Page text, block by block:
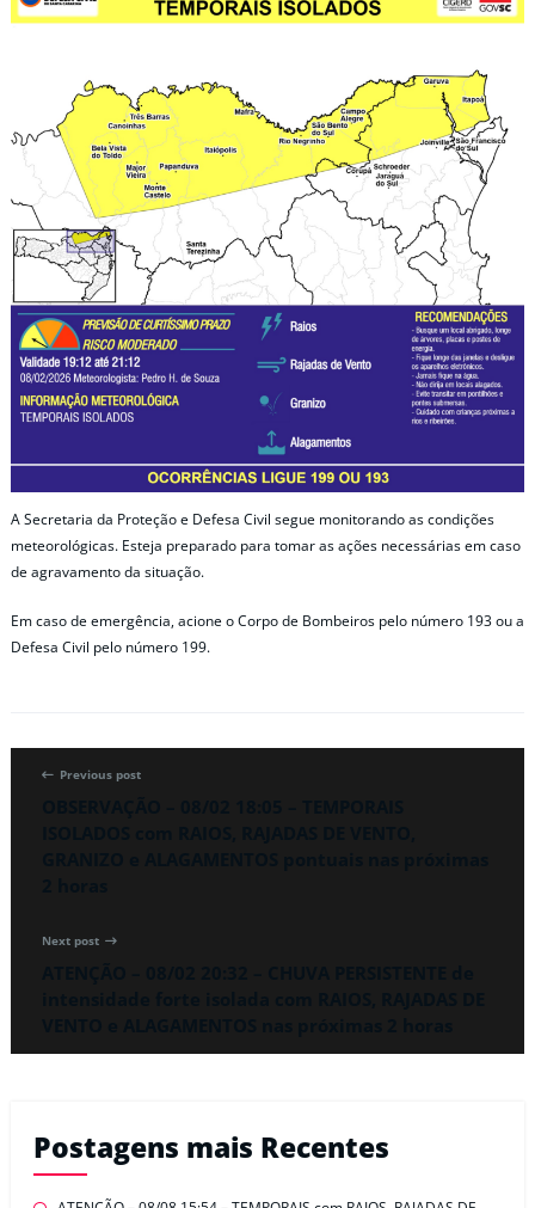
A Secretaria da Proteção e Defesa Civil segue monitorando as condições
meteorológicas. Esteja preparado para tomar as ações necessárias em caso
de agravamento da situação.
Em caso de emergência, acione o Corpo de Bombeiros pelo número 193 ou a
Defesa Civil pelo número 199.
Previous post
Next post
Postagens mais Recentes